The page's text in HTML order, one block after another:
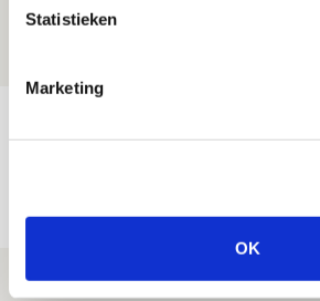
Statistieken
Marketing
OK
09 AUGUSTUS 2026 - 18:53
NIEUWS
Míchel: ‘Mentaliteit